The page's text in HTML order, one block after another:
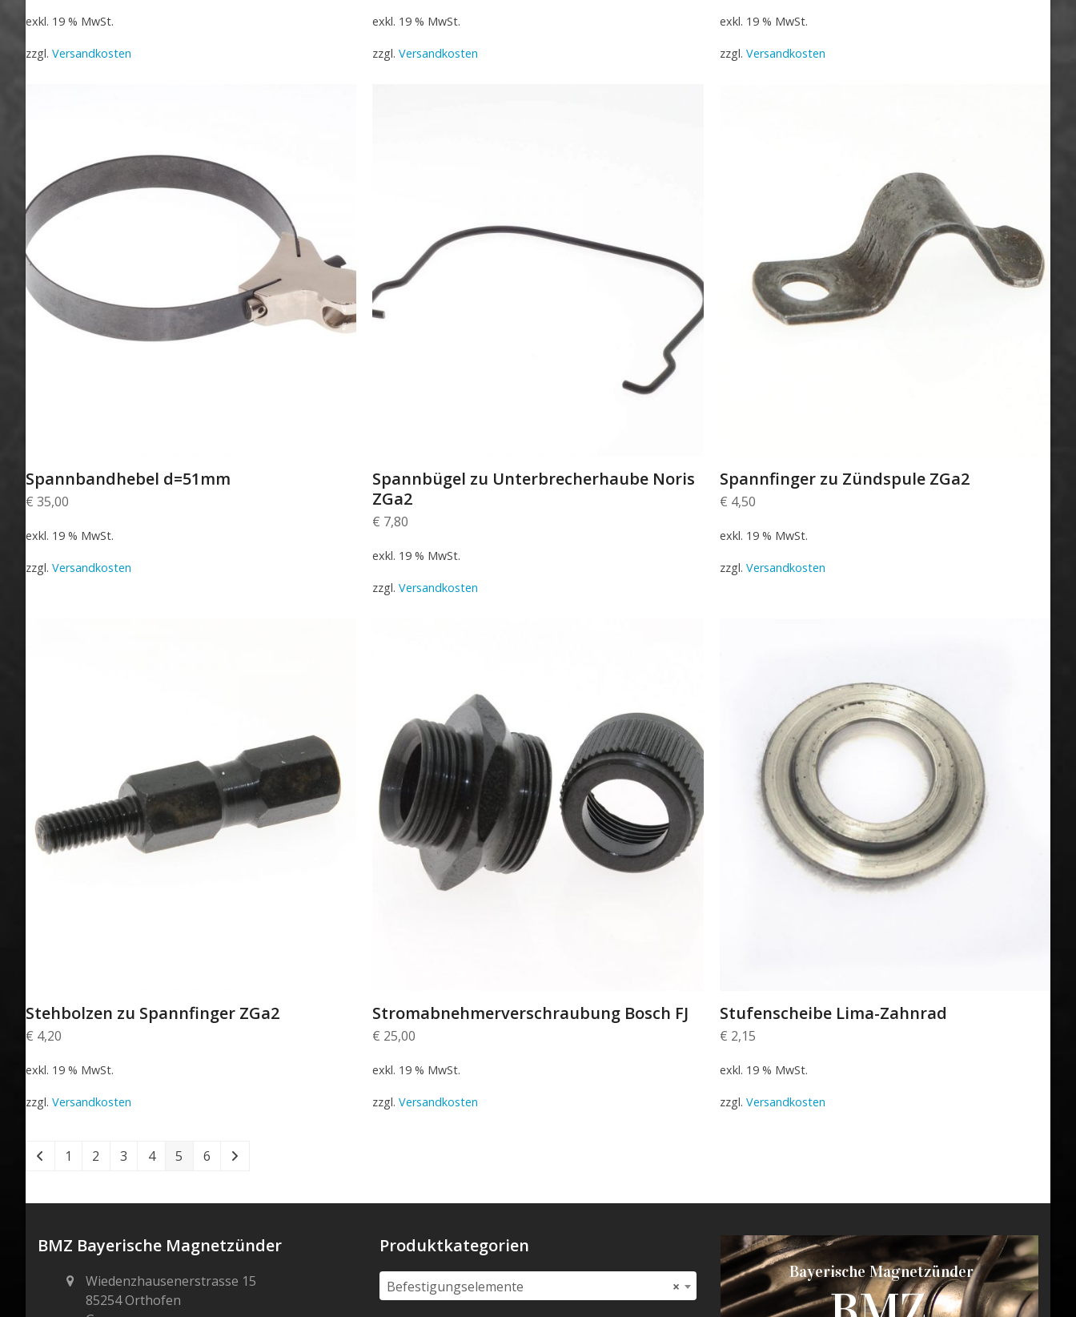
exkl. 19 % MwSt.
zzgl. Versandkosten
exkl. 19 % MwSt.
zzgl.Versandkosten
exkl. 19 % MwSt.
zzgl. Versandkosten
Spannbandhebel d=51mm
€ 35,00
exkl. 19 % MwSt.
zzgl. Versandkosten
Spannbügel zu Unterbrecherhaube Noris
ZGa2
€ 7,80
exkl. 19 % MwSt.
zzgl.Versandkosten
Spannfinger zu Zündspule ZGa2
€ 4,50
exkl. 19 % MwSt.
zzgl. Versandkosten
Stehbolzen zu Spannfinger ZGa2
€ 4,20
exkl. 19 % MwSt.
zzgl. Versandkosten
Stromabnehmerverschraubung Bosch FJ
€ 25,00
exkl. 19 % MwSt.
zzgl.Versandkosten
Stufenscheibe Lima-Zahnrad
€ 2,15
exkl. 19 % MwSt.
zzgl. Versandkosten
1 2 3 4 5 6
BMZ Bayerische Magnetzünder
Wiedenzhausenerstrasse 15
85254 Orthofen
Produktkategorien
×
Befestigungselemente
Bayerische Magnetzünder